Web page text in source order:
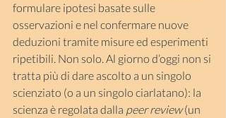
formulare ipotesi basate sulle
osservazioni e nel confermare nuove
deduzioni tramite misure ed esperimenti
ripetibili. Non solo. Al giorno d’oggi non si
tratta più di dare ascolto a un singolo
scienziato (o a un singolo ciarlatano): la
scienza è regolata dalla peer review (un